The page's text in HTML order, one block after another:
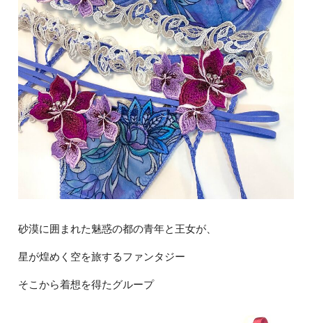
砂漠に囲まれた魅惑の都の青年と王女が、
星が煌めく空を旅するファンタジー
そこから着想を得たグループ